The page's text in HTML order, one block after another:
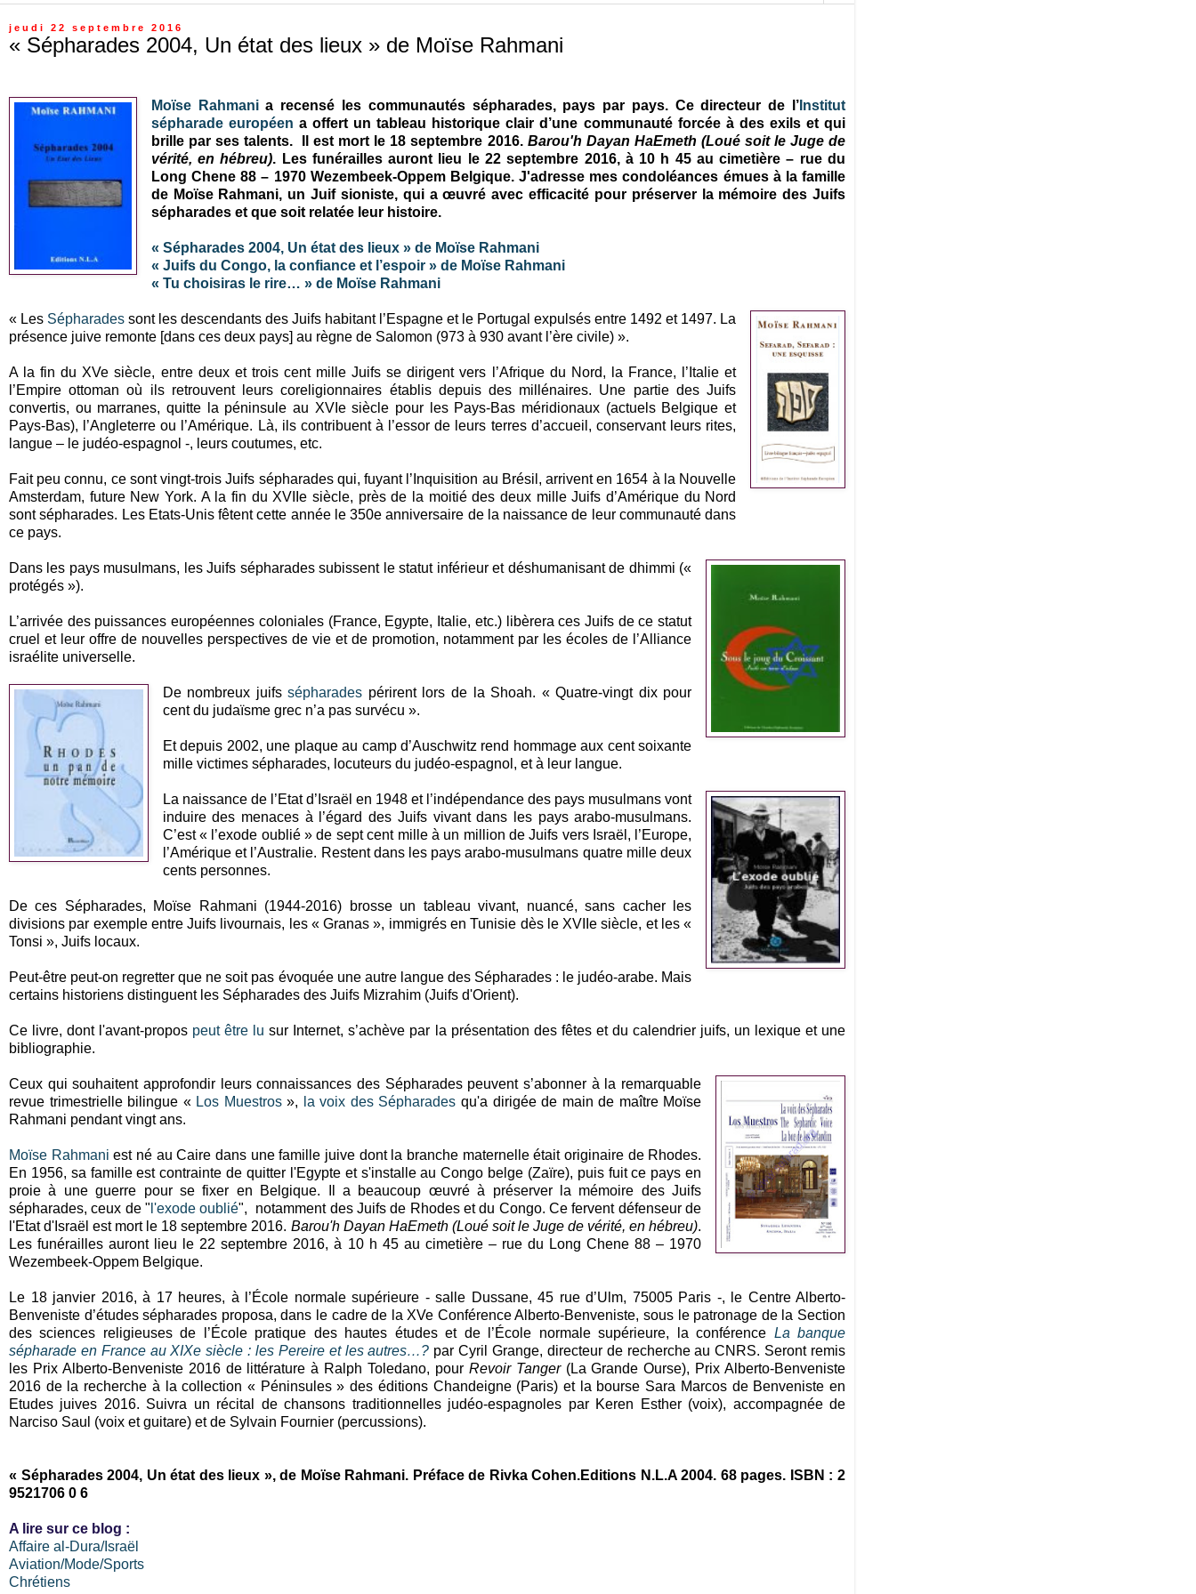
jeudi 22 septembre 2016
« Sépharades 2004, Un état des lieux » de Moïse Rahmani
Moïse Rahmania recensé les communautés sépharades, pays par pays. Ce directeur de l’ Institut
sépharade européen a offert un tableau historique clair d’une communauté forcée à des exils et qui
brille par ses talents. Il est mort le 18 septembre 2016. Barou'h Dayan HaEmeth (Loué soit le Juge de
vérité, en hébreu). Les funérailles auront lieu le22 septembre 2016, à 10 h 45 au cimetière – rue du
Long Chene 88– 1970 Wezembeek-Oppem Belgique. J'adresse mes condoléances émues à la famille
de Moïse Rahmani, un Juif sioniste, qui a œuvré avec efficacité pour préserver la mémoire des Juifs
sépharades et que soit relatée leur histoire.
« Sépharades 2004, Un état des lieux » de Moïse Rahmani
« Juifs du Congo, la confiance et l’espoir » de Moïse Rahmani
« Tu choisiras le rire… » de Moïse Rahmani
« Les Sépharades sont les descendants des Juifs habitant l’Espagne et le Portugal expulsés entre 1492 et 1497. La
présence juive remonte [dans ces deux pays] au règne de Salomon (973 à 930 avant l’ère civile) ».
A la fin du XVe siècle, entre deux et trois cent mille Juifs se dirigent vers l’Afrique du Nord, la France, l’Italie et
l’Empire ottoman où ils retrouvent leurs coreligionnaires établis depuis des millénaires. Une partie des Juifs
convertis, ou marranes, quitte la péninsule au XVIe siècle pour les Pays-Bas méridionaux (actuels Belgique et
Pays-Bas), l’Angleterre ou l’Amérique. Là, ils contribuent à l’essor de leurs terres d’accueil, conservant leurs rites,
langue – le judéo-espagnol -, leurs coutumes, etc.
Fait peu connu, ce sont vingt-trois Juifs sépharades qui, fuyant l’Inquisition au Brésil, arrivent en 1654 à la Nouvelle
Amsterdam, future New York. A la fin du XVIIe siècle, près de la moitié des deux mille Juifs d’Amérique du Nord
sont sépharades. Les Etats-Unis fêtent cette année le 350e anniversaire de la naissance de leur communauté dans
ce pays.
Dans les pays musulmans, les Juifs sépharades subissent le statut inférieur et déshumanisant de dhimmi («
protégés »).
L’arrivée des puissances européennes coloniales (France, Egypte, Italie, etc.) libèrera ces Juifs de ce statut
cruel et leur offre de nouvelles perspectives de vie et de promotion, notamment par les écoles de l’Alliance
israélite universelle.
De nombreux juifssépharades périrent lors de la Shoah. « Quatre-vingt dix pour
cent du judaïsme grec n’a pas survécu ».
Et depuis 2002, une plaque au camp d’Auschwitz rend hommage aux cent soixante
mille victimes sépharades, locuteurs du judéo-espagnol, et à leur langue.
La naissance de l’Etat d’Israël en 1948 et l’indépendance des pays musulmans vont
induire des menaces à l’égard des Juifs vivant dans les pays arabo-musulmans.
C’est « l’exode oublié » de sept cent mille à un million de Juifs vers Israël, l’Europe,
l’Amérique et l’Australie. Restent dans les pays arabo-musulmans quatre mille deux
cents personnes.
De ces Sépharades, Moïse Rahmani (1944-2016) brosse un tableau vivant, nuancé, sans cacher les
divisions par exemple entre Juifs livournais, les « Granas », immigrés en Tunisie dès le XVIIe siècle, et les «
Tonsi », Juifs locaux.
Peut-être peut-on regretter que ne soit pas évoquée une autre langue des Sépharades : le judéo-arabe. Mais
certains historiens distinguent les Sépharades des Juifs Mizrahim (Juifs d'Orient).
Ce livre, dont l'avant-propos peut être lu sur Internet, s’achève par la présentation des fêtes et du calendrier juifs, un lexique et une
bibliographie.
Ceux qui souhaitent approfondir leurs connaissances des Sépharades peuvent s’abonner à la remarquable
revue trimestrielle bilingue « Los Muestros», la voix des Sépharades qu'a dirigée de main de maître Moïse
Rahmani pendant vingt ans.
Moïse Rahmani est né au Caire dans une famille juive dont la branche maternelle était originaire de Rhodes.
En 1956, sa famille est contrainte de quitter l'Egypte et s'installe au Congo belge (Zaïre), puis fuit ce pays en
proie à une guerre pour se fixer en Belgique. Il a beaucoup œuvré à préserver la mémoire des Juifs
sépharades, ceux de " l'exode oublié", notamment des Juifs de Rhodes et du Congo. Ce fervent défenseur de
l'Etat d'Israël est mort le 18 septembre 2016. Barou'h Dayan HaEmeth (Loué soit le Juge de vérité, en hébreu).
Les funérailles auront lieu le 22 septembre 2016, à 10 h 45 au cimetière – rue du Long Chene 88 – 1970
Wezembeek-Oppem Belgique.
Le 18 janvier 2016, à 17 heures, à l’École normale supérieure - salle Dussane, 45 rue d’Ulm, 75005 Paris -, le Centre Alberto-
Benveniste d’études sépharades proposa, dans le cadre de la XVe Conférence Alberto-Benveniste, sous le patronage de la Section
des sciences religieuses de l’École pratique des hautes études et de l’École normale supérieure, la conférence La banque
sépharade en France au XIXe siècle : les Pereire et les autres…? par Cyril Grange, directeur de recherche au CNRS. Seront remis
les Prix Alberto-Benveniste 2016 de littérature à Ralph Toledano, pour Revoir Tanger(La Grande Ourse), Prix Alberto-Benveniste
2016 de la recherche à la collection « Péninsules » des éditions Chandeigne (Paris) et la bourse Sara Marcos de Benveniste en
Etudes juives 2016. Suivra un récital de chansons traditionnelles judéo-espagnoles par Keren Esther (voix), accompagnée de
Narciso Saul (voix et guitare) et de Sylvain Fournier (percussions).
« Sépharades 2004, Un état des lieux », de Moïse Rahmani. Préface de Rivka Cohen.Editions N.L.A 2004. 68 pages. ISBN : 2
9521706 0 6
A lire sur ce blog :
Affaire al-Dura/Israël
Aviation/Mode/Sports
Chrétiens